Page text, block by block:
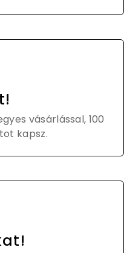
vásárlással, 100
kapsz.